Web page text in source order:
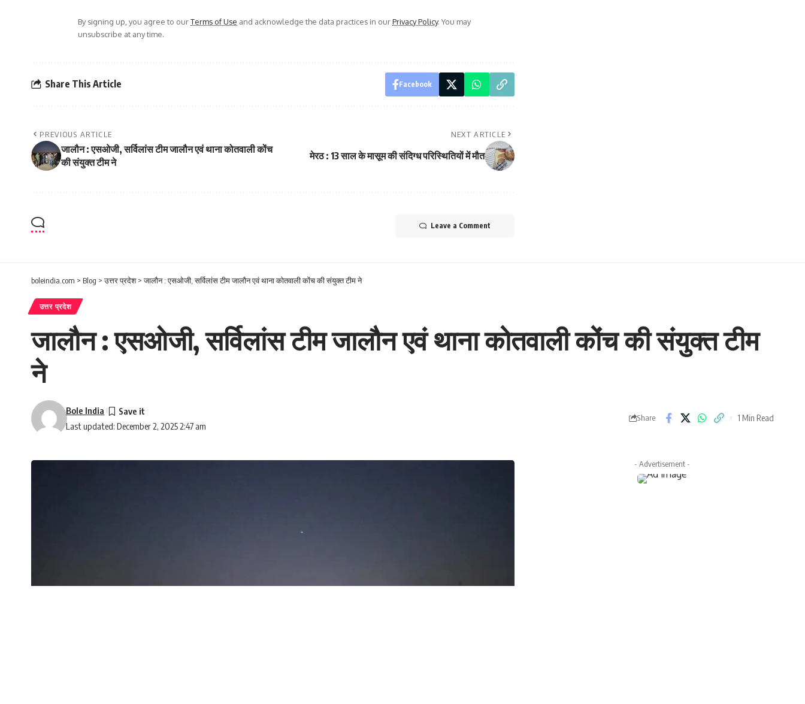
By signing up, you agree to ourTerms of Use and acknowledge the data practices in ourPrivacy Policy. You may
unsubscribe at any time.
Share This Article Facebook
PREVIOUS ARTICLE
जालौन : एसओजी, सर्विलांस टीम जालौन एवं थाना कोतवाली कोंच
की संयुक्त टीम ने
NEXT ARTICLE
मेरठ : 13 साल के मासूम की संदिग्ध परिस्थितियों में मौत
Leave a Comment
boleindia.com > Blog >उत्तर प्रदेश>जालौन : एसओजी, सर्विलांस टीम जालौन एवं थाना कोतवाली कोंच की संयुक्त टीम ने
उत्तर प्रदेश
जालौन : एसओजी, सर्विलांस टीम जालौन एवं थाना कोतवाली कोंच की संयुक्त टीम
ने
Last updated: December 2, 2025 2:47 am
Bole India
Share 1 Min Read
- Advertisement -